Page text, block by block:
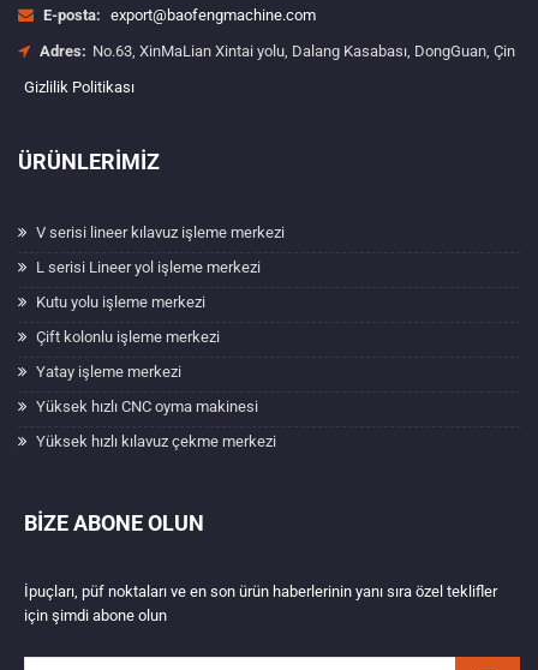
E-posta: export@baofengmachine.com
Adres: No.63, XinMaLian Xintai yolu, Dalang Kasabası, DongGuan, Çin
Gizlilik Politikası
ÜRÜNLERIMIZ
V serisi lineer kılavuz işleme merkezi
L serisi Lineer yol işleme merkezi
Kutu yolu işleme merkezi
Çift kolonlu işleme merkezi
Yatay işleme merkezi
Yüksek hızlı CNC oyma makinesi
Yüksek hızlı kılavuz çekme merkezi
BIZE ABONE OLUN
İpuçları, püf noktaları ve en son ürün haberlerinin yanı sıra özel teklifler
için şimdi abone olun